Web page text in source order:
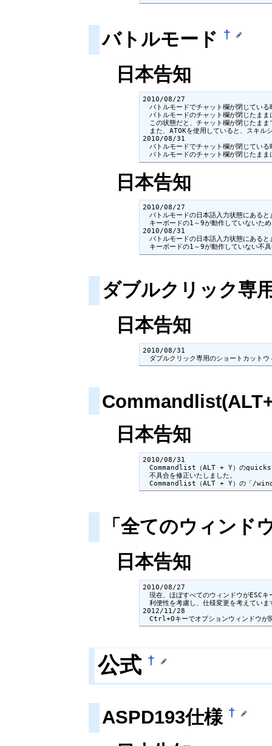
バトルモード †
日本告知
2010/08/27
バトルモードでチャット欄が閉じている
バトルモードのチャット欄が閉じたまま
この状態だと、チャット欄が閉じたまま
また、ATOKを使用していると、スキル
2010/08/31
バトルモードでチャット欄が閉じている
バトルモードのチャット欄が閉じたまま
日本告知
2010/08/27
バトルモードの日本語入力状態にあると
キーボードの1～9が動作していないた
2010/08/31
バトルモードの日本語入力状態にあると
キーボードの1～9が動作していない不
ダブルクリック専
日本告知
2010/08/31
ダブルクリック専用のショートカットウ
日本告知
2010/08/31
Commandlist（ALT + Y）の
不具合を修正いたしました。
Commandlist（ALT + Y）の「/
「全てのウィンド
日本告知
2010/08/27
現在、ほぼすべてのウィンドウがESC
利便性を考慮し、仕様変更を考えていま
2012/11/28
Ctrl+Oキーでオプションウィンドウが
公式 †
ASPD193仕様 †